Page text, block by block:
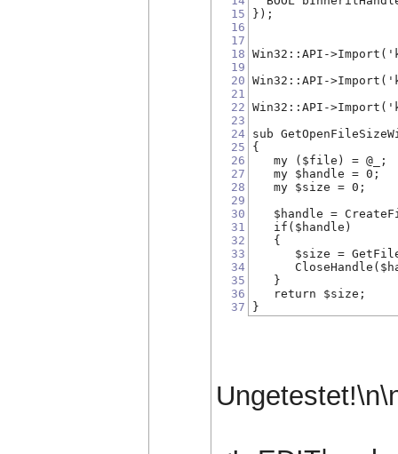
15
16
17
18
19
20
21
22
23
24
25
26
27
28
29
30
31
32
33
34
35
36
37
});
Win32::API-
Win32::API-
Win32::API-
sub
{
my ($file) = @_;
my $handle = 0;
   my $size = 0;
$handle =
if($handle)
{
$size =
}
   return $size;
}